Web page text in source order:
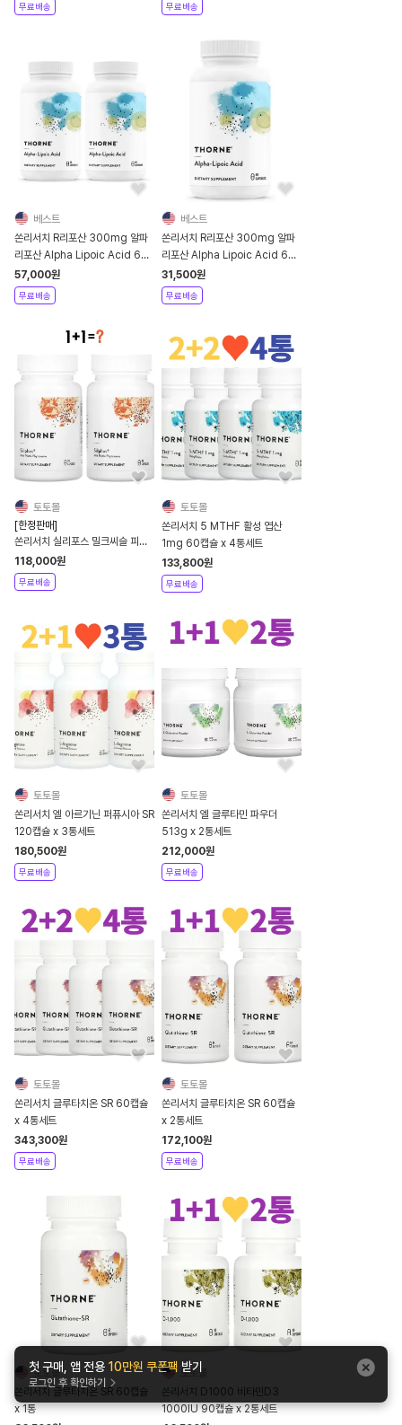
첫 구매, 앱 전용 10만원 쿠폰팩 받기
로그인 후 확인하기
무료배송 무료배송
베스트
쏜리서치 R리포산 300mg 알파
리포산 Alpha Lipoic Acid 60
캡슐 *H00021_2
57,000원
무료배송
베스트
쏜리서치 R리포산 300mg 알파
리포산 Alpha Lipoic Acid 60
캡슐 *H00021_1
31,500원
무료배송
토토몰
[한정판매]
쏜리서치 실리포스 밀크씨슬 피토
솜 90캡슐 x 2개세트
118,000원
무료배송
토토몰
쏜리서치 5 MTHF 활성 엽산
1mg 60캡슐 x 4통세트
133,800원
무료배송
토토몰
쏜리서치 엘 아르기닌 퍼퓨시아 SR
120캡슐 x 3통세트
180,500원
무료배송
토토몰
쏜리서치 엘 글루타민 파우더
513g x 2통세트
212,000원
무료배송
토토몰
쏜리서치 글루타치온 SR 60캡슐
x 4통세트
343,300원
무료배송
토토몰
쏜리서치 글루타치온 SR 60캡슐
x 2통세트
172,100원
무료배송
토토몰
쏜리서치 글루타치온 SR 60캡슐
x 1통
토토몰
쏜리서치 D1000 비타민D3
1000IU 90캡슐 x 2통세트